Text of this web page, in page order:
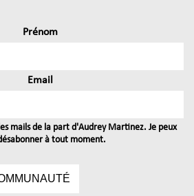
Prénom
Email
mails de la part d'Audrey Martinez. Je peux
à tout moment.